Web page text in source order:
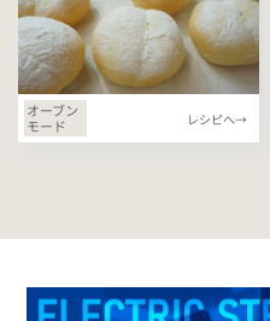
オーブン
モード
レシピへ→